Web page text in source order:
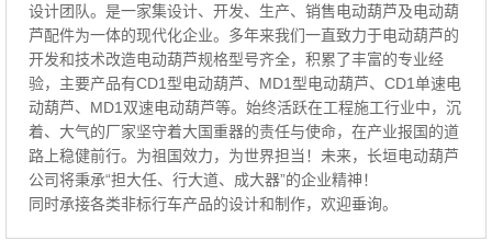
设计团队。是一家集设计、开发、生产、销售电动葫芦及电动葫
芦配件为一体的现代化企业。多年来我们一直致力于电动葫芦的
开发和技术改造电动葫芦规格型号齐全，积累了丰富的专业经
验，主要产品有CD1型电动葫芦、MD1型电动葫芦、CD1单速电
动葫芦、MD1双速电动葫芦等。始终活跃在工程施工行业中，沉
着、大气的厂家坚守着大国重器的责任与使命，在产业报国的道
路上稳健前行。为祖国效力，为世界担当！未来，长垣电动葫芦
公司将秉承“担大任、行大道、成大器”的企业精神！
同时承接各类非标行车产品的设计和制作，欢迎垂询。